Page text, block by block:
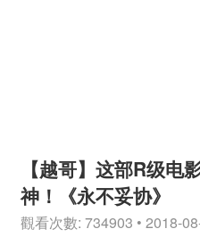
【越哥】这部R级电
神！《永不妥协》
觀看次數: 734903 • 2018-